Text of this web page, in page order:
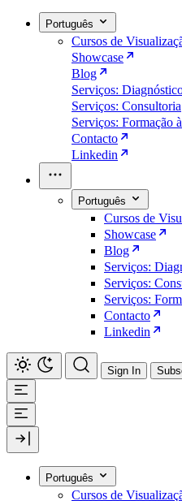
Português
Cursos de
Showcase
Blog
Serviços:
Serviços: Consultoria
Serviços: Formação
Contacto
Linkedin
Português
Cursos de
Showcase
Blog
Serviços:
Serviços:
Serviços:
Contacto
Linkedin
Sign In
Português
Cursos de